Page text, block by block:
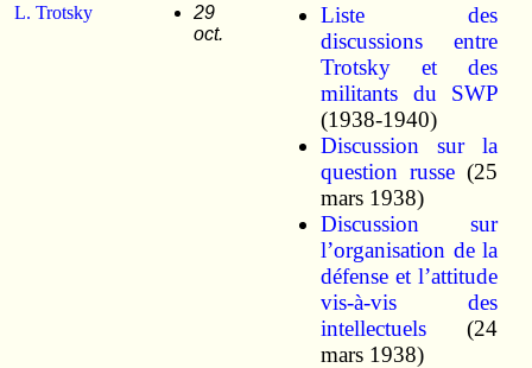
L. Trotsky
29
oct.
Liste des
discussions entre
Trotsky et des
militants du SWP
(1938-1940)
Discussion sur la
question russe (25
mars 1938)
Discussion sur
l’organisation de la
défense et l’attitude
vis-à-vis des
intellectuels(24
mars 1938)